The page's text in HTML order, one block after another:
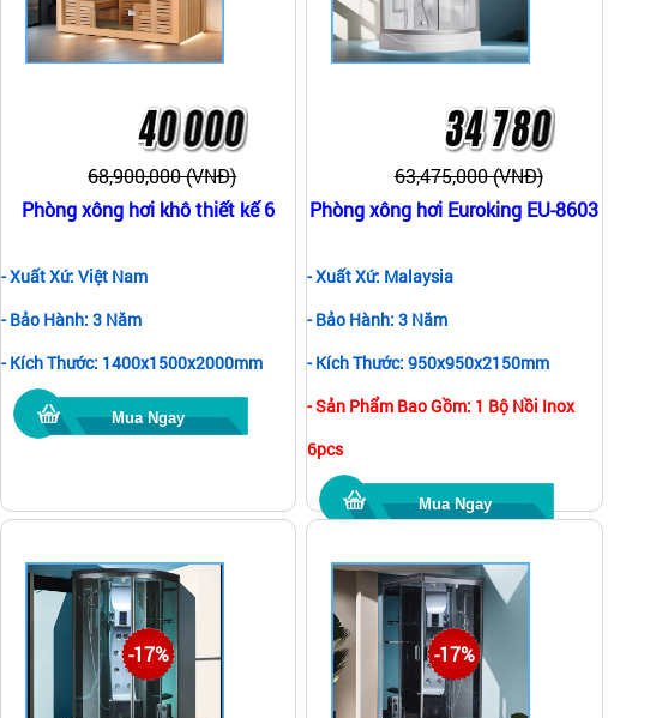
68,900,000 (VNĐ)
Phòng xông hơi khô thiết kế 6
- Xuất Xứ: Việt Nam
- Bảo Hành: 3 Năm
- Kích Thước: 1400x1500x2000mm
Mua Ngay
63,475,000 (VNĐ)
Phòng xông hơi Euroking EU-8603
- Xuất Xứ: Malaysia
- Bảo Hành: 3 Năm
- Kích Thước: 950x950x2150mm
- Sản Phẩm Bao Gồm: 1 Bộ Nồi Inox
6pcs
Mua Ngay
-17% -17%